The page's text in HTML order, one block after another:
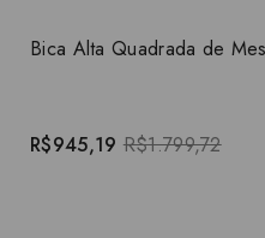
R$945,19 R$1.799,72